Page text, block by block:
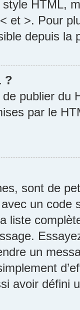
HTML,
et >. Pour
depuis la
?
de publier
par le
sont de
un code
liste
un
avoir défini